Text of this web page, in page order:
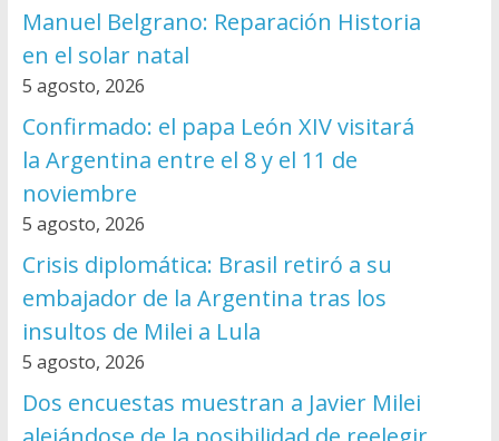
Manuel Belgrano: Reparación Historia
en el solar natal
5 agosto, 2026
Confirmado: el papa León XIV visitará
la Argentina entre el 8 y el 11 de
noviembre
5 agosto, 2026
Crisis diplomática: Brasil retiró a su
embajador de la Argentina tras los
insultos de Milei a Lula
5 agosto, 2026
Dos encuestas muestran a Javier Milei